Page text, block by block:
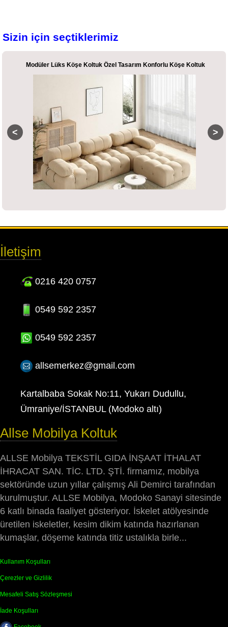
Sizin için seçtiklerimiz
Modüler Lüks Köşe Koltuk Özel Tasarım Konforlu Köşe Koltuk
İletişim
0216 420 0757
0549 592 2357
0549 592 2357
allsemerkez@gmail.com
Kartalbaba Sokak No:11, Yukarı Dudullu,
Ümraniye/İSTANBUL (Modoko altı)
Allse Mobilya Koltuk
ALLSE Mobilya TEKSTİL GIDA İNŞAAT İTHALAT
İHRACAT SAN. TİC. LTD. ŞTİ. firmamız, mobilya
sektöründe uzun yıllar çalışmış Ali Demirci tarafından
kurulmuştur. ALLSE Mobilya, Modoko Sanayi sitesinde
6 katlı binada faaliyet gösteriyor. İskelet atölyesinde
üretilen iskeletler, kesim dikim katında hazırlanan
kumaşlar, döşeme katında titiz ustalıkla birle...
Kullanım Koşulları
Çerezler ve Gizlilik
Mesafeli Satış Sözleşmesi
İade Koşulları